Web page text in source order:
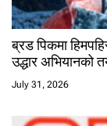
ब्रड पिकमा
उद्धार अभियानको
July 31, 2026